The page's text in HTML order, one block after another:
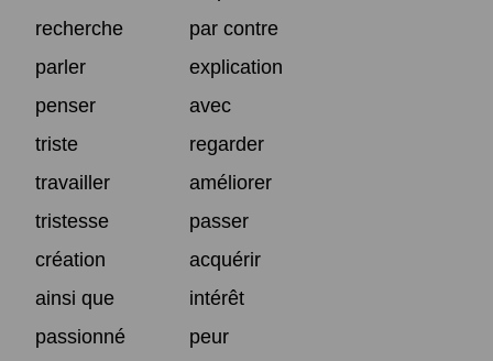
recherche
par contre
parler
explication
penser
avec
triste
regarder
travailler
améliorer
tristesse
passer
création
acquérir
ainsi que
intérêt
passionné
peur